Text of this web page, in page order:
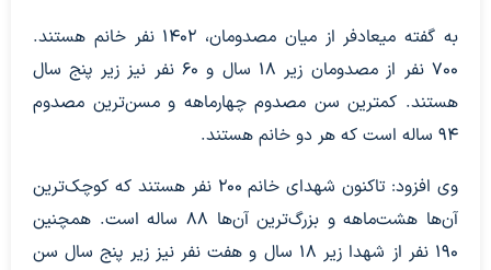
به گفته میعادفر از میان مصدومان، ۱۴۰۲ نفر خانم هستند.
۷۰۰ نفر از مصدومان زیر ۱۸ سال و ۶۰ نفر نیز زیر پنج سال
هستند. کمترین سن مصدوم چهارماهه و مسن‌ترین مصدوم
۹۴ ساله است که هر دو خانم هستند.
وی افزود: تاکنون شهدای خانم ۲۰۰ نفر هستند که کوچک‌ترین
آن‌ها هشت‌ماهه و بزرگ‌ترین آن‌ها ۸۸ ساله است. همچنین
۱۹۰ نفر از شهدا زیر ۱۸ سال و هفت نفر نیز زیر پنج سال سن